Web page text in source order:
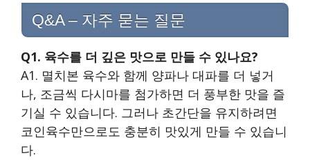
Q&A – 자주 묻는 질문
Q1. 육수를 더 깊은 맛으로 만들 수 있나요?
A1. 멸치본 육수와 함께 양파나 대파를 더 넣거
나, 조금씩 다시마를 첨가하면 더 풍부한 맛을 즐
기실 수 있습니다. 그러나 초간단을 유지하려면
코인육수만으로도 충분히 맛있게 만들 수 있습니
다.